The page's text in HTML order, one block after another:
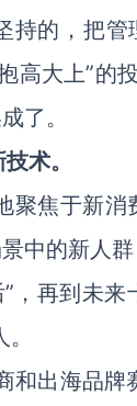
持的，把
高大上”的
了。
术。
聚焦于新
中的新人
再到未
和出海品